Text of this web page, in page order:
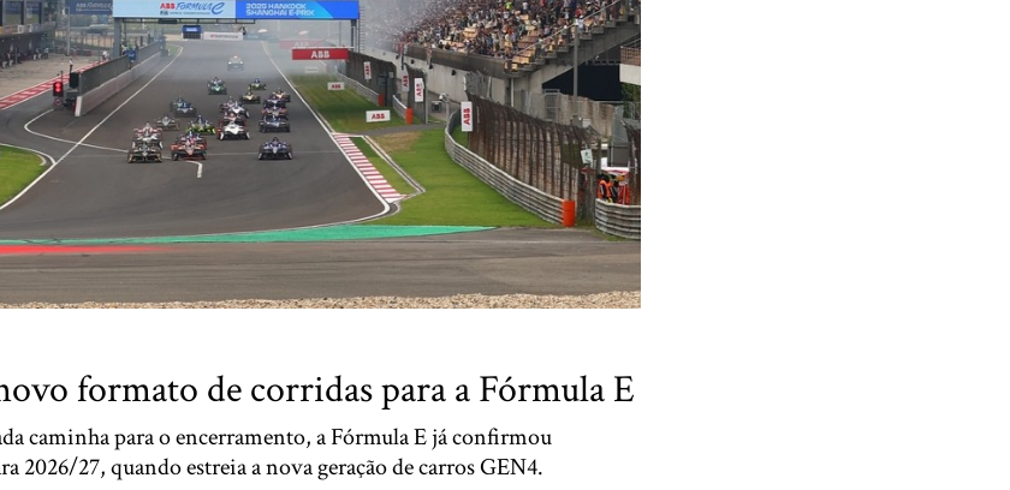
formato de corridas para a Fórmula E
caminha para o encerramento, a Fórmula E já confirmou
2026/27, quando estreia a nova geração de carros GEN4.